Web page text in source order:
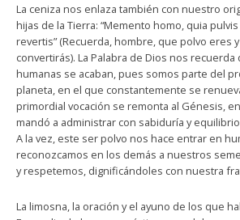
La ceniza nos enlaza también con nuestro
hijas de la Tierra: “Memento homo, quia
revertis” (Recuerda, hombre, que polvo eres
convertirás). La Palabra de Dios nos
humanas se acaban, pues somos parte del
planeta, en el que constantemente se
primordial vocación se remonta al Génesis,
mandó a administrar con sabiduría y
A la vez, este ser polvo nos hace entrar en
reconozcamos en los demás a nuestros
y respetemos, dignificándoles con nuestra
La limosna, la oración y el ayuno de los que